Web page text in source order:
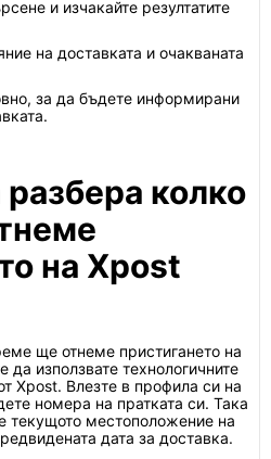
и изчакайте резултатите
на доставката и очакваната
за да бъдете информирани
колко
на Xpost
ще отнеме пристигането на
използвате технологичните
Xpost. Влезте в профила си на
номера на пратката си. Така
текущото местоположение на
дата за доставка.